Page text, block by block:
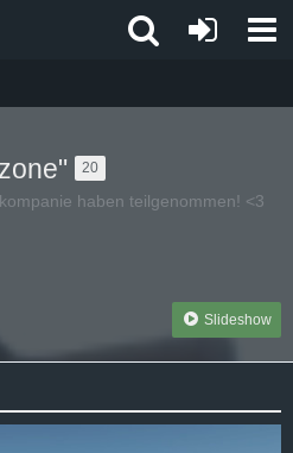
20
haben teilgenommen! <3
Slideshow